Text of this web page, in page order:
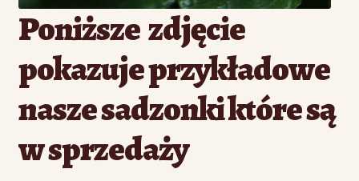
Poniższe zdjęcie
pokazuje przykładowe
nasze sadzonki które są
w sprzedaży